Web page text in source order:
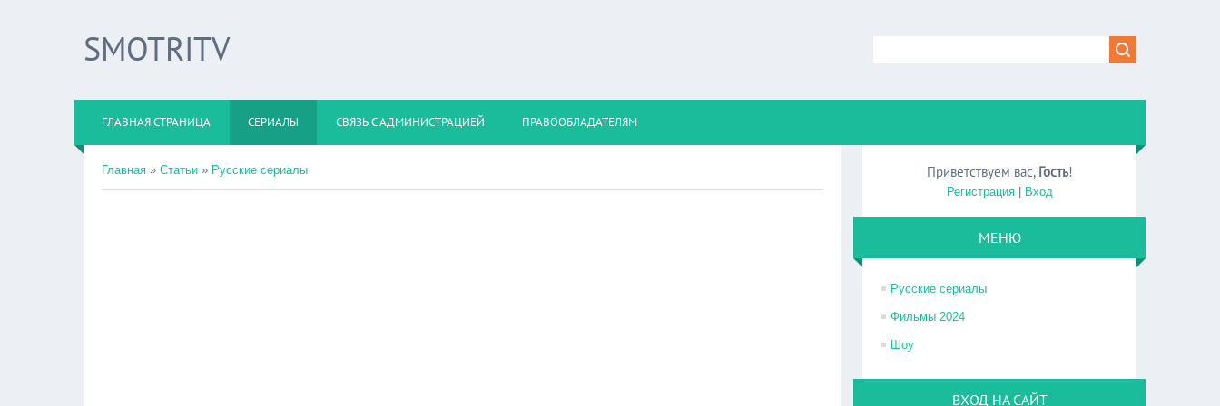
SMOTRITV
ГЛАВНАЯ СТРАНИЦА СЕРИАЛЫ СВЯЗЬ С АДМИНИСТРАЦИЕЙ ПРАВООБЛАДАТЕЛЯМ
Главная » Статьи » Русские сериалы Приветствуем вас, Гость!
Регистрация| Вход
МЕНЮ
Русские сериалы
Фильмы 2024
Шоу
ВХОД НА САЙТ